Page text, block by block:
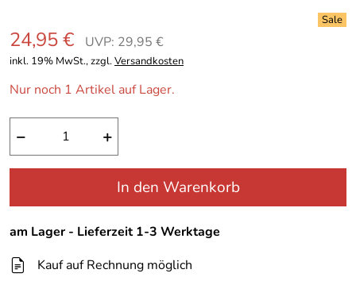
24,95 € UVP: 29,95 €
inkl. 19% MwSt., zzgl.Versandkosten
Nur noch 1 Artikel auf Lager.
− +
In den Warenkorb
am Lager - Lieferzeit 1-3 Werktage
Kauf auf Rechnung möglich